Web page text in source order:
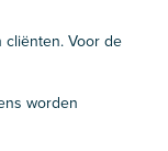
cliënten. Voor de
worden